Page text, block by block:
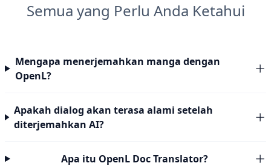
Semua yang Perlu Anda Ketahui
Mengapa menerjemahkan manga dengan
OpenL?
Apakah dialog akan terasa alami setelah
diterjemahkan AI?
Apa itu OpenL Doc Translator?